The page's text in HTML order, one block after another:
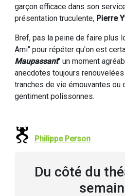
garçon efficace dans son
présentation truculente, Pierre
Bref, pas la peine de faire plus
Ami" pour répéter qu'on est
Maupassant" un moment
anecdotes toujours
tranches de vie émouvantes
gentiment polissonnes.
Philippe Person
Du côté du